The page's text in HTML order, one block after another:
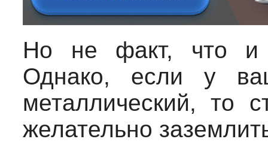
Но не факт, что и
Однако, если у
металлический, то
желательно